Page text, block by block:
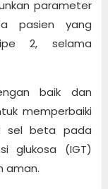
parameter
pasien yang
2, selama
baik dan
memperbaiki
sel beta pada
glukosa (IGT)
aman.